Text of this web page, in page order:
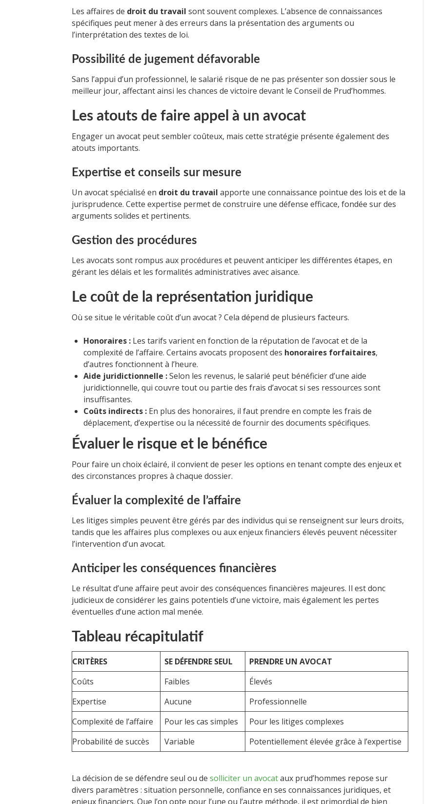
Les affaires de droit du travail sont souvent complexes. L’absence de connaissances
spécifiques peut mener à des erreurs dans la présentation des arguments ou
l’interprétation des textes de loi.
Possibilité de jugement défavorable
Sans l’appui d’un professionnel, le salarié risque de ne pas présenter son dossier sous le
meilleur jour, affectant ainsi les chances de victoire devant le Conseil de Prud’hommes.
Les atouts de faire appel à un avocat
Engager un avocat peut sembler coûteux, mais cette stratégie présente également des
atouts importants.
Expertise et conseils sur mesure
Un avocat spécialisé en droit du travail apporte une connaissance pointue des lois et de la
jurisprudence. Cette expertise permet de construire une défense efficace, fondée sur des
arguments solides et pertinents.
Gestion des procédures
Les avocats sont rompus aux procédures et peuvent anticiper les différentes étapes, en
gérant les délais et les formalités administratives avec aisance.
Le coût de la représentation juridique
Où se situe le véritable coût d’un avocat ? Cela dépend de plusieurs facteurs.
Honoraires : Les tarifs varient en fonction de la réputation de l’avocat et de la
complexité de l’affaire. Certains avocats proposent des honoraires forfaitaires,
d’autres fonctionnent à l’heure.
Aide juridictionnelle :Selon les revenus, le salarié peut bénéficier d’une aide
juridictionnelle, qui couvre tout ou partie des frais d’avocat si ses ressources sont
insuffisantes.
Coûts indirects : En plus des honoraires, il faut prendre en compte les frais de
déplacement, d’expertise ou la nécessité de fournir des documents spécifiques.
Évaluer le risque et le bénéfice
Pour faire un choix éclairé, il convient de peser les options en tenant compte des enjeux et
des circonstances propres à chaque dossier.
Évaluer la complexité de l’affaire
Les litiges simples peuvent être gérés par des individus qui se renseignent sur leurs droits,
tandis que les affaires plus complexes ou aux enjeux financiers élevés peuvent nécessiter
l’intervention d’un avocat.
Anticiper les conséquences financières
Le résultat d’une affaire peut avoir des conséquences financières majeures. Il est donc
judicieux de considérer les gains potentiels d’une victoire, mais également les pertes
éventuelles d’une action mal menée.
Tableau récapitulatif
CRITÈRES SE DÉFENDRE SEUL
PRENDRE UN AVOCAT
Coûts
Faibles
Élevés
Expertise
Aucune
Professionnelle
Complexité de l’affaire
Pour les cas simples
Pour les litiges complexes
Probabilité de succès
Variable Potentiellement élevée grâce à l’expertise
La décision de se défendre seul ou de solliciter un avocataux prud’hommes repose sur
divers paramètres : situation personnelle, confiance en ses connaissances juridiques, et
enjeux financiers. Que l’on opte pour l’une ou l’autre méthode, il est primordial de bien